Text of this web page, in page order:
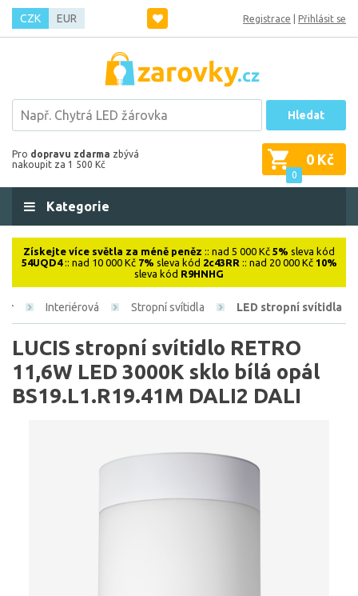
CZK EUR Registrace Přihlásit se
Hledat
Pro dopravu zdarma zbývá
nakoupit za 1 500 Kč
0
0 Kč
Kategorie
Získejte více světla za méně peněz :: nad 5 000 Kč 5% sleva kód
54UQD4:: nad 10 000 Kč 7% sleva kód 2c43RR :: nad 20 000 Kč 10%
sleva kód R9HNHG
Interiérová Stropní svítidla LED stropní svítidla
LUCIS stropní svítidlo RETRO
11,6W LED 3000K sklo bílá opál
BS19.L1.R19.41M DALI2 DALI